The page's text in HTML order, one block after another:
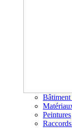
Peintures